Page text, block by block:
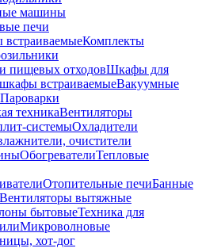
машины
печи
Комплекты
пищевых отходовШкафы для
встраиваемыеВакуумные
Пароварки
техникаВентиляторы
системыОхладители
очистители
ОбогревателиТепловые
Отопительные печиБанные
Вентиляторы вытяжные
бытовыеТехника для
Микроволновые
хот-дог